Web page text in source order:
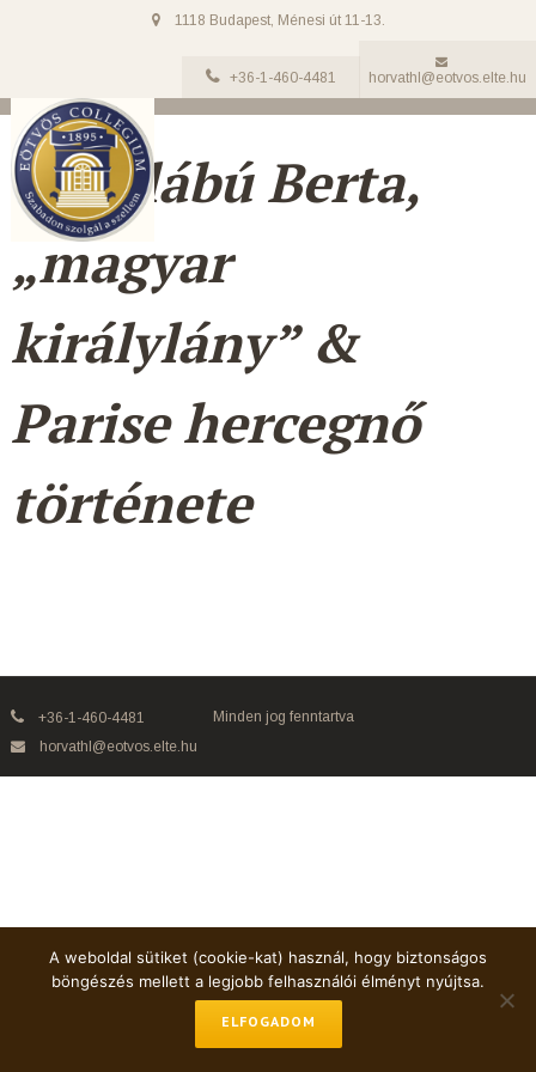
1118 Budapest, Ménesi út 11-13.
+36-1-460-4481 horvathl@eotvos.elte.hu
Nagylábú Berta,
„magyar
királylány” &
Parise hercegnő
története
+36-1-460-4481
horvathl@eotvos.elte.hu
Minden jog fenntartva
A weboldal sütiket (cookie-kat) használ, hogy biztonságos
böngészés mellett a legjobb felhasználói élményt nyújtsa.
ELFOGADOM